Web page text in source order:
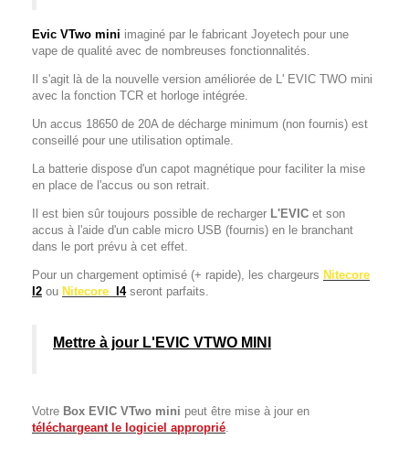
Evic VTwo mini imaginé par le fabricant Joyetech pour une
vape de qualité avec de nombreuses fonctionnalités.
Il s'agit là de la nouvelle version améliorée de L' EVIC TWO mini
avec la fonction TCR et horloge intégrée.
Un accus 18650 de 20A de décharge minimum (non fournis) est
conseillé pour une utilisation optimale.
La batterie dispose d'un capot magnétique pour faciliter la mise
en place de l'accus ou son retrait.
Il est bien sûr toujours possible de recharger L'EVIC et son
accus à l'aide d'un cable micro USB (fournis) en le branchant
dans le port prévu à cet effet.
Pour un chargement optimisé (+ rapide), les chargeurs Nitecore
I2 ou Nitecore I4seront parfaits.
Mettre à jour L'EVIC VTWO MINI
Votre Box EVIC VTwo mini peut être mise à jour en
téléchargeant le logiciel approprié